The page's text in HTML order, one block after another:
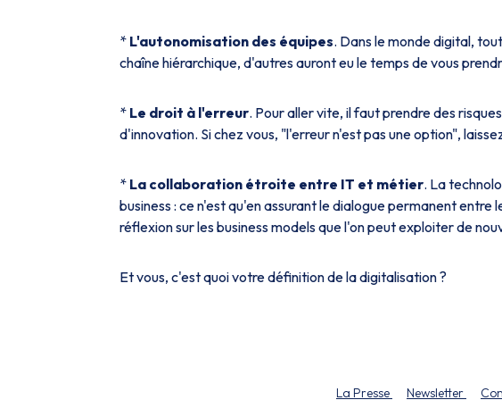
* L'autonomisation des équipes. Dans le monde digital,
chaîne hiérarchique, d'autres auront eu le temps de vous
* Le droit à l'erreur. Pour aller vite, il faut prendre des
d'innovation. Si chez vous, "l'erreur n'est pas une option",
* La collaboration étroite entre IT et métier. La
business : ce n'est qu'en assurant le dialogue permanent
réflexion sur les business models que l'on peut exploiter de
Et vous, c'est quoi votre définition de la digitalisation ?
La Presse Newsletter